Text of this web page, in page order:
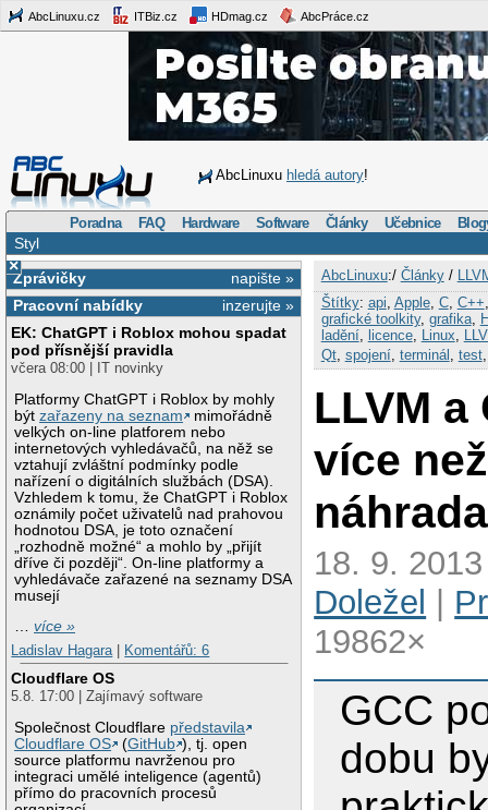
AbcLinuxu.cz ITBiz.cz HDmag.cz AbcPráce.cz
AbcLinuxu hledá autory!
Poradna FAQ Hardware Software Články Učebnice
Styl
×
napište »
Zprávičky
inzerujte »
Pracovní nabídky
EK: ChatGPT i Roblox mohou spadat
pod přísnější pravidla
včera 08:00 | IT novinky
Platformy ChatGPT i Roblox by mohly
býtzařazeny na seznam
mimořádně
velkých on-line platforem nebo
internetových vyhledávačů, na něž se
vztahují zvláštní podmínky podle
nařízení o digitálních službách (DSA).
Vzhledem k tomu, že ChatGPT i Roblox
oznámily počet uživatelů nad prahovou
hodnotou DSA, je toto označení
„rozhodně možné“ a mohlo by „přijít
dříve či později“. On-line platformy a
vyhledávače zařazené na seznamy DSA
musejí
…více »
Ladislav Hagara
Komentářů: 6
Cloudflare OS
5.8. 17:00 | Zajímavý software
Společnost Cloudflare představila
Cloudflare OS
(GitHub ), tj. open
source platformu navrženou pro
integraci umělé inteligence (agentů)
přímo do pracovních procesů
AbcLinuxu:/ Články/
Štítky: api Apple, C, C++
grafické toolkity, grafika,
ladění, licence, Linux
Qt, spojení, terminál test
LLVM a
více
18. 9.
Doležel
19862×
GCC
dobu